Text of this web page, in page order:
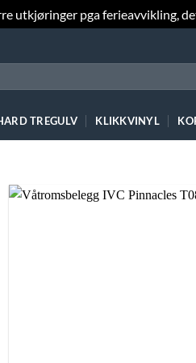
utkjøringer pga ferieavvikling,
TREGULV KLIKKVINYL